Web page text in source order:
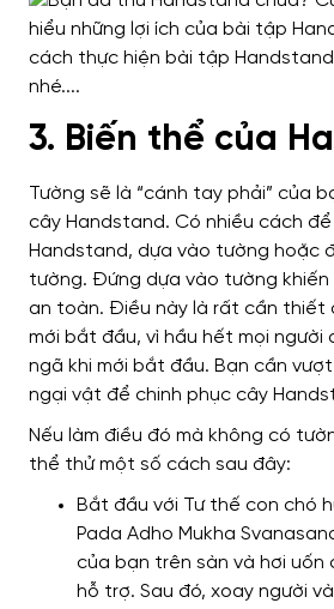
3. Biến thể của
Tường sẽ là “cánh tay phải” của
cây Handstand. Có nhiều cách
Handstand, dựa vào tường hoặc
tường. Đứng dựa vào tường
an toàn. Điều này là rất cần thiết
mới bắt đầu, vì hầu hết mọi người
ngã khi mới bắt đầu. Bạn cần
ngại vật để chinh phục cây
Nếu làm điều đó mà không có
thể thử một số cách sau đây:
Bắt đầu với Tư thế con chó
Pada Adho Mukha
của bạn trên sàn và hơi
hỗ trợ. Sau đó, xoay người